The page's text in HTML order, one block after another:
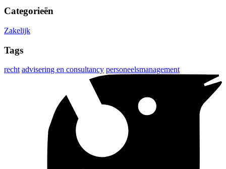
Categorieën
Zakelijk
Tags
recht advisering en consultancy personeelsmanagement